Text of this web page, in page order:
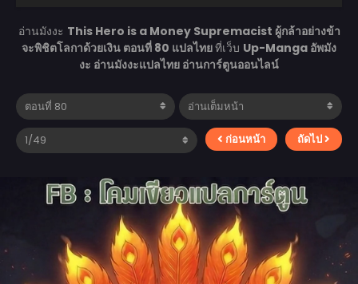
อ่านมังงะ This Hero is a Money Supremacist ผู้กล้าอย่างข้า
จะพิชิตโลกาด้วยเงิน ตอนที่ 80 แปลไทยที่เว็บ Up-Manga อัพมัง
งะ อ่านมังงะแปลไทย อ่านการ์ตูนออนไลน์
ก่อนหน้า ถัดไป